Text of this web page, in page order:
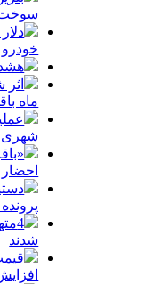
خودرو
ماه
شهری
شدند